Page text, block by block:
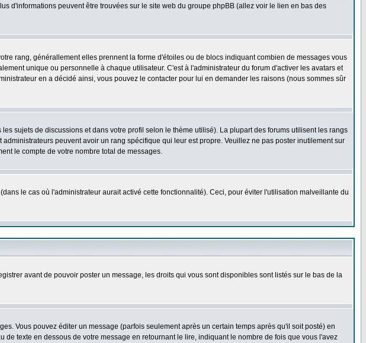
d'informations peuvent être trouvées sur le site web du groupe phpBB (allez voir le lien en bas des
rang, générallement elles prennent la forme d'étoiles ou de blocs indiquant combien de messages vous
unique ou personnelle à chaque utilisateur. C'est à l'administrateur du forum d'activer les avatars et
en a décidé ainsi, vous pouvez le contacter pour lui en demander les raisons (nous sommes sûr
sujets de discussions et dans votre profil selon le thème utilisé). La plupart des forums utilisent les rangs
peuvent avoir un rang spécifique qui leur est propre. Veuillez ne pas poster inutilement sur
le compte de votre nombre total de messages.
le cas où l'administrateur aurait activé cette fonctionnalité). Ceci, pour éviter l'utilisation malveillante du
avant de pouvoir poster un message, les droits qui vous sont disponibles sont listés sur le bas de la
Vous pouvez éditer un message (parfois seulement après un certain temps après qu'il soit posté) en
texte en dessous de votre message en retournant le lire, indiquant le nombre de fois que vous l'avez